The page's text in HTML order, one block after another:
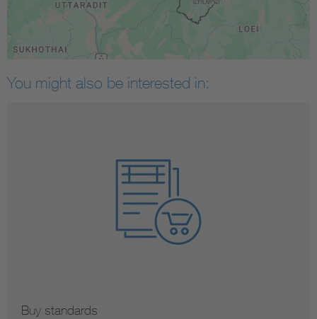
You might also be interested in:
Buy standards